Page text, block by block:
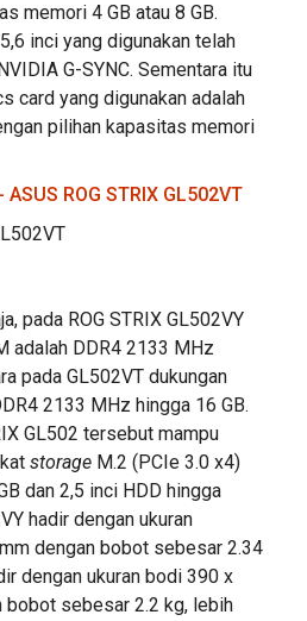
memori 4 GB atau 8 GB.
inci yang digunakan telah
G-SYNC. Sementara itu
card yang digunakan adalah
pilihan kapasitas memori
pada ROG STRIX GL502VY
adalah DDR4 2133 MHz
pada GL502VT dukungan
2133 MHz hingga 16 GB.
GL502 tersebut mampu
storageM.2 (PCIe 3.0 x4)
dan 2,5 inci HDD hingga
hadir dengan ukuran
dengan bobot sebesar 2.34
dengan ukuran bodi 390 x
bobot sebesar 2.2 kg, lebih